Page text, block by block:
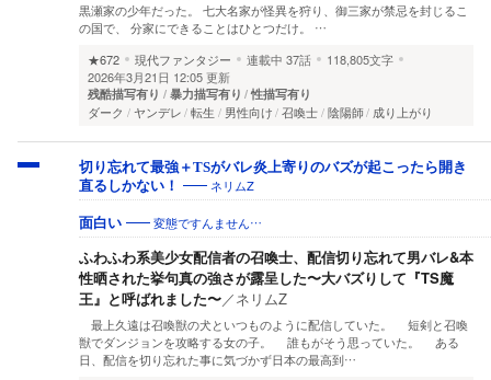
黒瀬家の少年だった。 七大名家が怪異を狩り、御三家が禁忌を封じるこ
の国で、 分家にできることはひとつだけ。 …
★672
現代ファンタジー 連載中 37話
118,805文字
2026年3月21日 12:05 更新
残酷描写有り 暴力描写有り 性描写有り
ダーク ヤンデレ 転生 男性向け 召喚士 陰陽師 成り上がり
切り忘れて最強＋TSがバレ炎上寄りのバズが起こったら開き
直るしかない！
ネリムZ
面白い 変態ですんません…
ふわふわ系美少女配信者の召喚士、配信切り忘れて男バレ&本
性晒された挙句真の強さが露呈した〜大バズりして『TS魔
王』と呼ばれました〜／ネリムZ
最上久遠は召喚獣の犬といつものように配信していた。 短剣と召喚
獣でダンジョンを攻略する女の子。 誰もがそう思っていた。 ある
日、配信を切り忘れた事に気づかず日本の最高到…